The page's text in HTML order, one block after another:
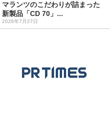
マランツのこだわりが詰まった
新製品「CD 70」...
2026年7月27日